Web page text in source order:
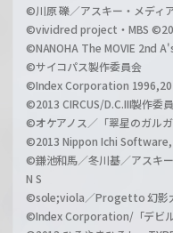
©川原 礫／アスキー・メディ
©vividred project・MBS
©NANOHA The MOVIE 2nd
©サイコパス製作委員会
©Index Corporation
©2013 CIRCUS/D.C.III製作委
©オケアノス／「翠星のガル
©2013 Nippon Ichi Software,
©鎌池和馬／冬川基／アスキ
N S
©sole;viola／Progetto 幻影
©Index Corporation/「デビ